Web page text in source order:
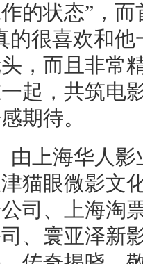
的状态”，
的很喜欢和
，而且非常
起，共筑电
期待。
由上海华人
猫眼微影文
司、上海淘
、寰亚泽新